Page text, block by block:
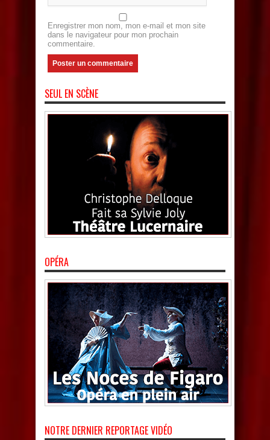
Enregistrer mon nom, mon e-mail et mon site
dans le navigateur pour mon prochain
commentaire.
SEUL EN SCÈNE
OPÉRA
NOTRE DERNIER REPORTAGE VIDÉO